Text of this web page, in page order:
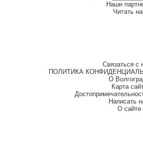
Наши
Читать
Связаться с
ПОЛИТИКА
О
Карта
Написать
О сайте